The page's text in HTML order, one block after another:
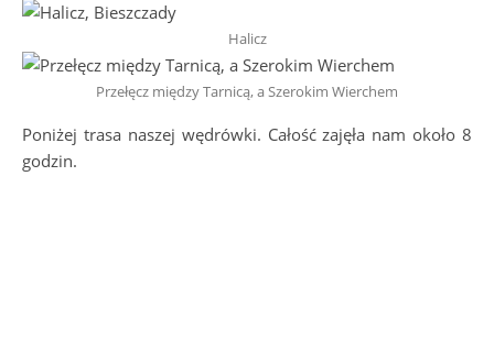
Halicz
Przełęcz między Tarnicą, a Szerokim Wierchem
Poniżej trasa naszej wędrówki. Całość zajęła nam około 8
godzin.